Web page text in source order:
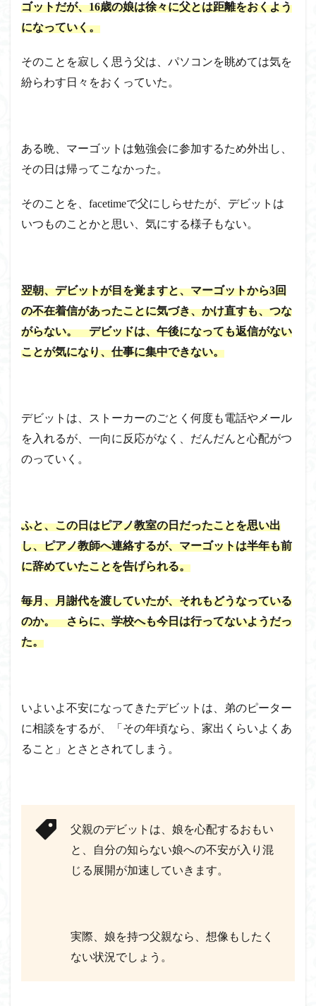
ゴットだが、16歳の娘は徐々に父とは距離をおくよう
になっていく。
そのことを寂しく思う父は、パソコンを眺めては気を
紛らわす日々をおくっていた。
ある晩、マーゴットは勉強会に参加するため外出し、
その日は帰ってこなかった。
そのことを、facetimeで父にしらせたが、デビットは
いつものことかと思い、気にする様子もない。
翌朝、デビットが目を覚ますと、マーゴットから3回
の不在着信があったことに気づき、かけ直すも、つな
がらない。 デビッドは、午後になっても返信がない
ことが気になり、仕事に集中できない。
デビットは、ストーカーのごとく何度も電話やメール
を入れるが、一向に反応がなく、だんだんと心配がつ
のっていく。
ふと、この日はピアノ教室の日だったことを思い出
し、ピアノ教師へ連絡するが、マーゴットは半年も前
に辞めていたことを告げられる。
毎月、月謝代を渡していたが、それもどうなっている
のか。 さらに、学校へも今日は行ってないようだっ
た。
いよいよ不安になってきたデビットは、弟のピーター
に相談をするが、「その年頃なら、家出くらいよくあ
ること」とさとされてしまう。
父親のデビットは、娘を心配するおもい
と、自分の知らない娘への不安が入り混
じる展開が加速していきます。
実際、娘を持つ父親なら、想像もしたく
ない状況でしょう。